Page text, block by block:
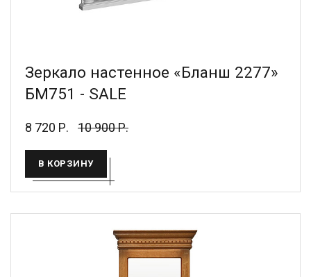
Зеркало настенное «Бланш 2277»
БМ751 - SALE
8 720 Р. 10 900 Р.
В КОРЗИНУ